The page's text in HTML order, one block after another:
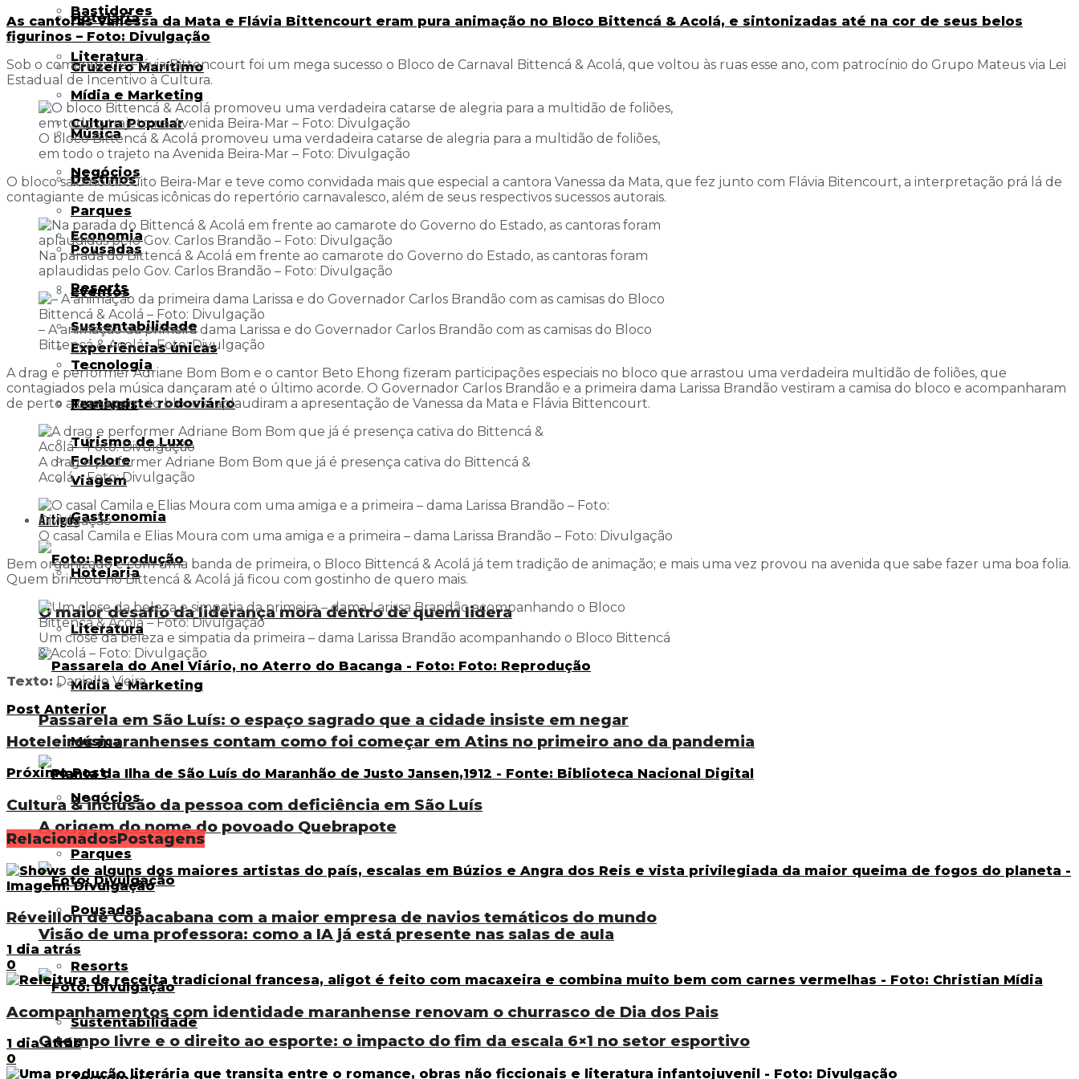
Hotelaria
Literatura
Mídia e Marketing
Música
Negócios
Parques
Pousadas
Resorts
Sustentabilidade
Tecnologia
Transporte rodoviário
Turismo de Luxo
Viagem
Artigos
O maior desafio da liderança mora dentro de quem lidera
Passarela em São Luís: o espaço sagrado que a cidade insiste em negar
A origem do nome do povoado Quebrapote
Visão de uma professora: como a IA já está presente nas salas de aula
O tempo livre e o direito ao esporte: o impacto do fim da escala 6×1 no setor esportivo
Bastidores
Cruzeiro Marítimo
Cultura Popular
Destinos
Economia
Eventos
Experiências únicas
Festivais
Folclore
Gastronomia
Hotelaria
Literatura
Mídia e Marketing
Música
Negócios
Parques
Pousadas
Resorts
Sustentabilidade
As cantoras Vanessa da Mata e Flávia Bittencourt eram pura animação no Bloco Bittencá & Acolá, e sintonizadas até na cor de seus belos
figurinos – Foto: Divulgação
Sob o comando de Flávia Bittencourt foi um mega sucesso o Bloco de Carnaval Bittencá & Acolá, que voltou às ruas esse ano, com patrocínio do Grupo Mateus via Lei
Estadual de Incentivo à Cultura.
O bloco Bittencá & Acolá promoveu uma verdadeira catarse de alegria para a multidão de foliões,
em todo o trajeto na Avenida Beira-Mar – Foto: Divulgação
O bloco saiu no circuito Beira-Mar e teve como convidada mais que especial a cantora Vanessa da Mata, que fez junto com Flávia Bitencourt, a interpretação prá lá de
contagiante de músicas icônicas do repertório carnavalesco, além de seus respectivos sucessos autorais.
Na parada do Bittencá & Acolá em frente ao camarote do Governo do Estado, as cantoras foram
aplaudidas pelo Gov. Carlos Brandão – Foto: Divulgação
– A animação da primeira dama Larissa e do Governador Carlos Brandão com as camisas do Bloco
Bittencá & Acolá – Foto: Divulgação
A drag e performer Adriane Bom Bom e o cantor Beto Ehong fizeram participações especiais no bloco que arrastou uma verdadeira multidão de foliões, que
contagiados pela música dançaram até o último acorde. O Governador Carlos Brandão e a primeira dama Larissa Brandão vestiram a camisa do bloco e acompanharam
de perto a passagem do bloco e aplaudiram a apresentação de Vanessa da Mata e Flávia Bittencourt.
A drag e performer Adriane Bom Bom que já é presença cativa do Bittencá &
Acolá – Foto: Divulgação
O casal Camila e Elias Moura com uma amiga e a primeira – dama Larissa Brandão – Foto: Divulgação
Bem organizado e com uma banda de primeira, o Bloco Bittencá & Acolá já tem tradição de animação; e mais uma vez provou na avenida que sabe fazer uma boa folia.
Quem brincou no Bittencá & Acolá já ficou com gostinho de quero mais.
Um close da beleza e simpatia da primeira – dama Larissa Brandão acompanhando o Bloco Bittencá
& Acolá – Foto: Divulgação
Texto: Danielle Vieira
Post Anterior
Hoteleiros maranhenses contam como foi começar em Atins no primeiro ano da pandemia
Próximo Post
Cultura & inclusão da pessoa com deficiência em São Luís
RelacionadosPostagens
Réveillon de Copacabana com a maior empresa de navios temáticos do mundo
1 dia atrás
0
Acompanhamentos com identidade maranhense renovam o churrasco de Dia dos Pais
1 dia atrás
0